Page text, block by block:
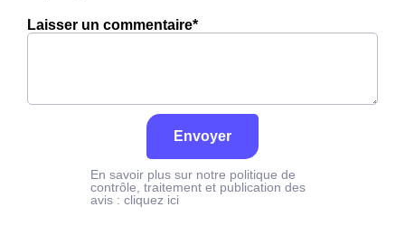
Laisser un commentaire*
Envoyer
En savoir plus sur notre politique de
contrôle, traitement et publication des
avis : cliquez ici